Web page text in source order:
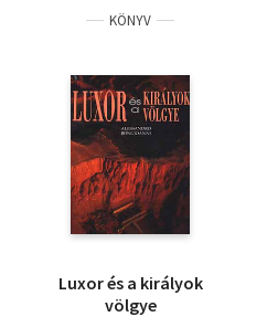
KÖNYV
Luxor és a királyok
völgye